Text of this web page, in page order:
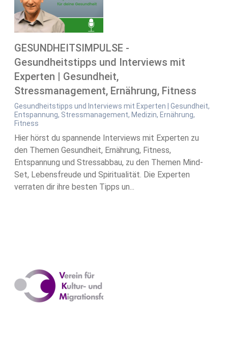
GESUNDHEITSIMPULSE -
Gesundheitstipps und Interviews mit
Experten | Gesundheit,
Stressmanagement, Ernährung, Fitness
Gesundheitstipps und Interviews mit Experten | Gesundheit,
Entspannung, Stressmanagement, Medizin, Ernährung,
Fitness
Hier hörst du spannende Interviews mit Experten zu
den Themen Gesundheit, Ernährung, Fitness,
Entspannung und Stressabbau, zu den Themen Mind-
Set, Lebensfreude und Spiritualität. Die Experten
verraten dir ihre besten Tipps un...